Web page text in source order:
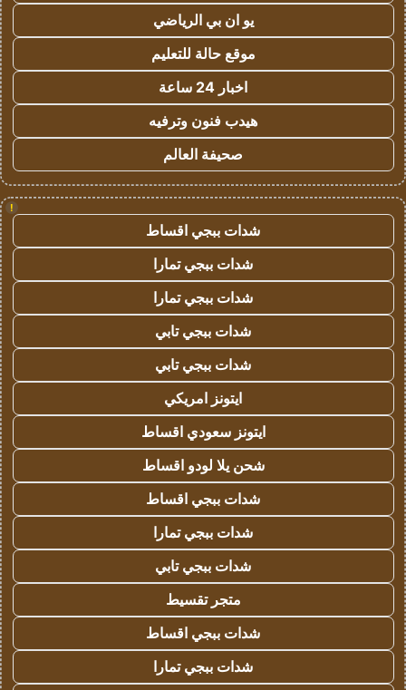
يو ان بي الرياضي
موقع حالة للتعليم
اخبار 24 ساعة
هيدب فنون وترفيه
صحيفة العالم
!
شدات ببجي اقساط
شدات ببجي تمارا
شدات ببجي تمارا
شدات ببجي تابي
شدات ببجي تابي
ايتونز امريكي
ايتونز سعودي اقساط
شحن يلا لودو اقساط
شدات ببجي اقساط
شدات ببجي تمارا
شدات ببجي تابي
متجر تقسيط
شدات ببجي اقساط
شدات ببجي تمارا